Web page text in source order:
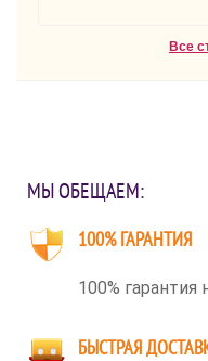
Все
МЫ ОБЕЩАЕМ:
100% ГАРАНТИЯ
100%
БЫСТРАЯ